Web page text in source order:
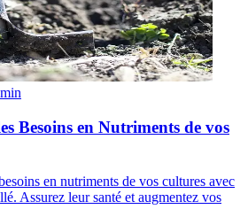
min
Besoins en Nutriments de vos
en nutriments de vos cultures avec
Assurez leur santé et augmentez vos